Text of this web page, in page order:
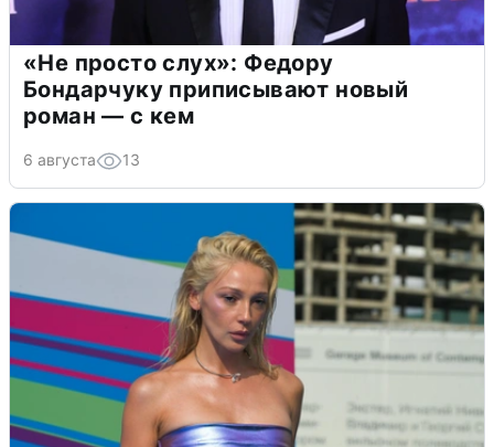
«Не просто слух»: Федору
Бондарчуку приписывают новый
роман — с кем
6 августа 13